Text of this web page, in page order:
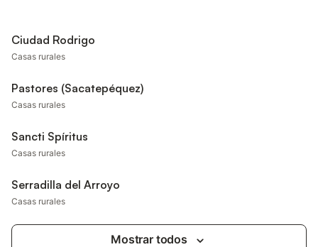
Ciudad Rodrigo
Casas rurales
Pastores (Sacatepéquez)
Casas rurales
Sancti Spíritus
Casas rurales
Serradilla del Arroyo
Casas rurales
Mostrar todos